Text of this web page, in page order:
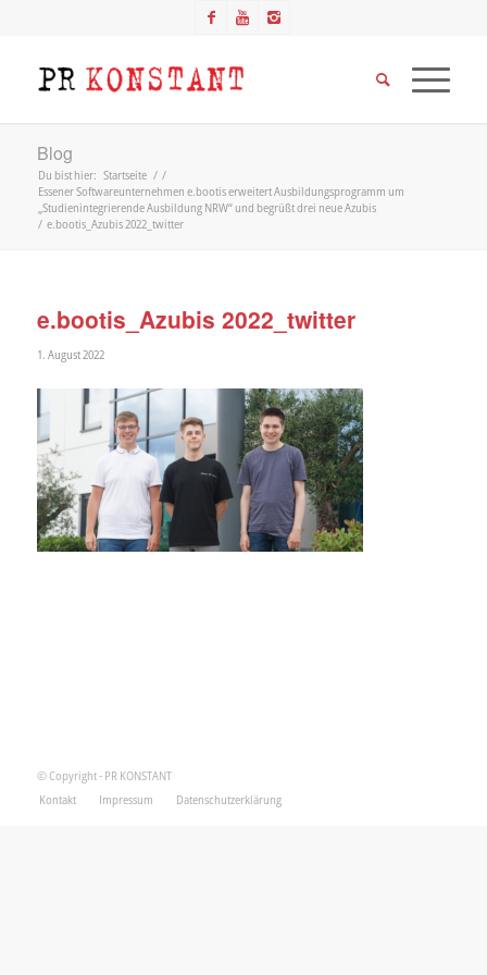
Blog
Du bist hier: Startseite / /
Essener Softwareunternehmen e.bootis erweitert Ausbildungsprogramm um
„Studienintegrierende Ausbildung NRW“ und begrüßt drei neue Azubis
/ e.bootis_Azubis 2022_twitter
e.bootis_Azubis 2022_twitter
1. August 2022
© Copyright - PR KONSTANT
Kontakt
Impressum Datenschutzerklärung